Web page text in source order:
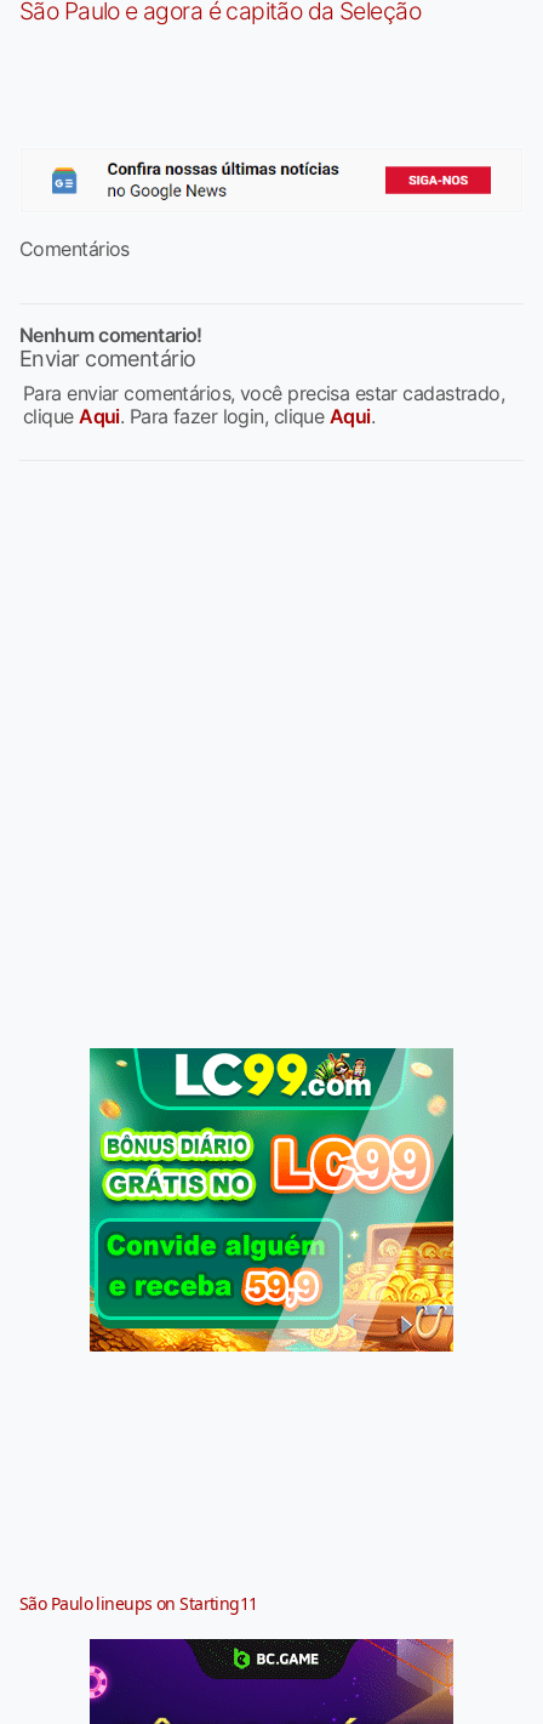
São Paulo e agora é capitão da Seleção
Comentários
Nenhum comentario!
Enviar comentário
Para enviar comentários, você precisa estar cadastrado,
cliqueAqui. Para fazer login, clique Aqui.
São Paulo lineups on Starting11